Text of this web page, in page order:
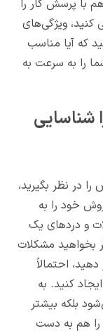
با پرسش کار را
ویژگی‌های
که آیا مناسب
را به سرعت به
شناسایی
در نظر بگیرید،
خود را به
و دردهای یک
بخواهید مشکلات
احتمالاً
کنید. به
بلکه بیشتر
هم به دست